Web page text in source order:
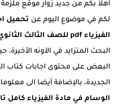
أهلاً بكم من جديد زوار موقع
لكم في موضوع اليوم عن تحميل
الفيزياء pdf للصف الثالث الثانوي 2023
البحث المتزايد في الآونه
البعض على محتوى اجابات كتاب
الجديدة، بالإضافة أيضا الى
الوسام في مادة الفيزياء كامل تالتة